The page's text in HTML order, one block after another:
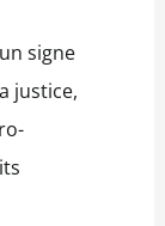
signe
justice,